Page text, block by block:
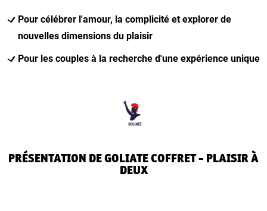
Pour célébrer l'amour, la complicité et explorer de
nouvelles dimensions du plaisir
Pour les couples à la recherche d'une expérience unique
PRÉSENTATION DE GOLIATE COFFRET - PLAISIR À
DEUX